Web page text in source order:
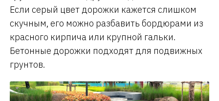
Если серый цвет дорожки кажется слишком
скучным, его можно разбавить бордюрами из
красного кирпича или крупной гальки.
Бетонные дорожки подходят для подвижных
грунтов.